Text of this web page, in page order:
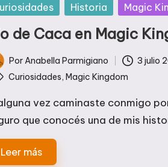
Historia Magic
de Caca en Magic
PorAnabella Parmigiano 3 julio
Curiosidades, Magic Kingdom
vez caminaste conmigo
que conocés una de mis
Leer más